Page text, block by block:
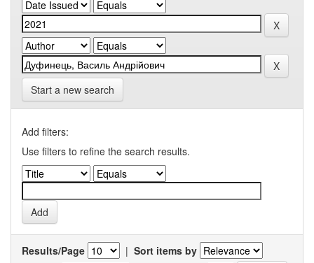
Start a new search
Add filters:
Use filters to refine the search results.
Results/Page | Sort items by